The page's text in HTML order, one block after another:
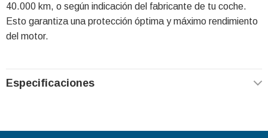
40.000 km, o según indicación del fabricante de tu coche.
Esto garantiza una protección óptima y máximo rendimiento
del motor.
Especificaciones